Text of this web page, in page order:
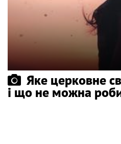
Яке церковне
і що не можна